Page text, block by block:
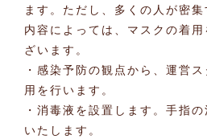
ます。ただし、多くの人が密
内容によっては、マスクの着
ざいます。
・感染予防の観点から、運営
用を行います。
・消毒液を設置します。手指
いたします。